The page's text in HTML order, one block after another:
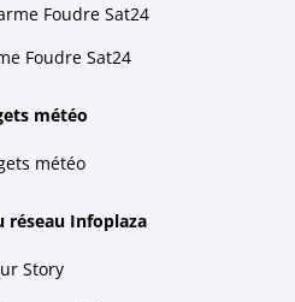
Foudre Sat24
Foudre Sat24
météo
météo
réseau Infoplaza
Story